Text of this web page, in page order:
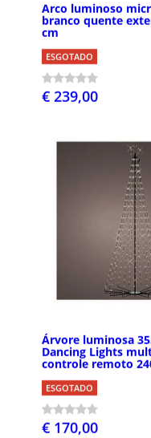
Arco luminoso
branco quente
cm
ESGOTADO
€ 239,00
Árvore luminosa
Dancing Lights
controle remoto
ESGOTADO
€ 170,00